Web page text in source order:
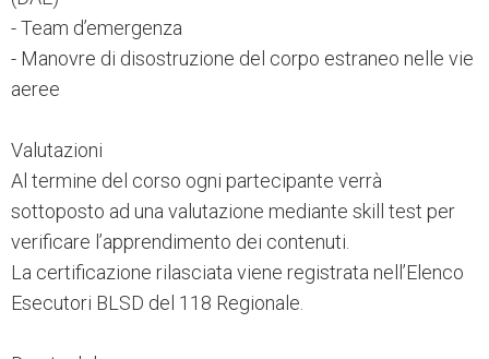
- Team d’emergenza
- Manovre di disostruzione del corpo estraneo nelle vie
aeree
Valutazioni
Al termine del corso ogni partecipante verrà
sottoposto ad una valutazione mediante skill test per
verificare l’apprendimento dei contenuti.
La certificazione rilasciata viene registrata nell’Elenco
Esecutori BLSD del 118 Regionale.